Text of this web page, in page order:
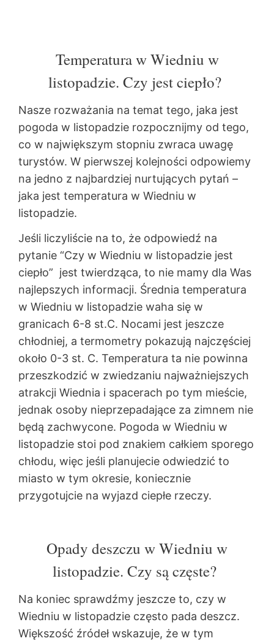
Temperatura w Wiedniu w
listopadzie. Czy jest ciepło?
Nasze rozważania na temat tego, jaka jest
pogoda w listopadzie rozpocznijmy od tego,
co w największym stopniu zwraca uwagę
turystów. W pierwszej kolejności odpowiemy
na jedno z najbardziej nurtujących pytań –
jaka jest temperatura w Wiedniu w
listopadzie.
Jeśli liczyliście na to, że odpowiedź na
pytanie “Czy w Wiedniu w listopadzie jest
ciepło” jest twierdząca, to nie mamy dla Was
najlepszych informacji. Średnia temperatura
w Wiedniu w listopadzie waha się w
granicach 6-8 st.C. Nocami jest jeszcze
chłodniej, a termometry pokazują najczęściej
około 0-3 st. C. Temperatura ta nie powinna
przeszkodzić w zwiedzaniu najważniejszych
atrakcji Wiednia i spacerach po tym mieście,
jednak osoby nieprzepadające za zimnem nie
będą zachwycone. Pogoda w Wiedniu w
listopadzie stoi pod znakiem całkiem sporego
chłodu, więc jeśli planujecie odwiedzić to
miasto w tym okresie, koniecznie
przygotujcie na wyjazd ciepłe rzeczy.
Opady deszczu w Wiedniu w
listopadzie. Czy są częste?
Na koniec sprawdźmy jeszcze to, czy w
Wiedniu w listopadzie często pada deszcz.
Większość źródeł wskazuje, że w tym